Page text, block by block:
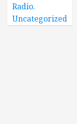
Radio.
Uncategorized